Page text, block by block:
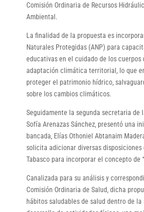
Comisión Ordinaria de Recursos
Ambiental.
La finalidad de la propuesta es
Naturales Protegidas (ANP) para
educativas en el cuidado de los cuerpos
adaptación climática territorial, lo que
proteger el patrimonio hídrico,
sobre los cambios climáticos.
Seguidamente la segunda secretaria de
Sofía Arenazas Sánchez, presentó una
bancada, Elías Othoniel Abtanaim
solicita adicionar diversas disposiciones
Tabasco para incorporar el concepto de
Canalizada para su análisis y
Comisión Ordinaria de Salud, dicha
hábitos saludables de salud dentro de